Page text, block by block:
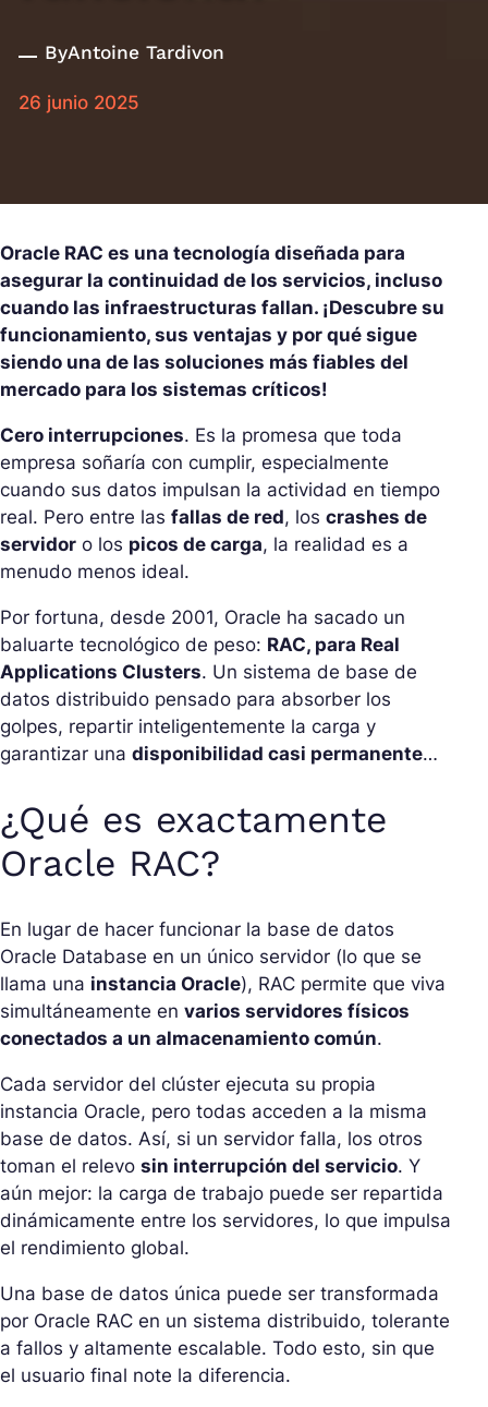
ByAntoine Tardivon
26 junio 2025
Oracle RAC es una tecnología diseñada para
asegurar la continuidad de los servicios, incluso
cuando las infraestructuras fallan. ¡Descubre su
funcionamiento, sus ventajas y por qué sigue
siendo una de las soluciones más fiables del
mercado para los sistemas críticos!
Cero interrupciones. Es la promesa que toda
empresa soñaría con cumplir, especialmente
cuando sus datos impulsan la actividad en tiempo
real. Pero entre las fallas de red, los crashes de
servidor o los picos de carga, la realidad es a
menudo menos ideal.
Por fortuna, desde 2001, Oracle ha sacado un
baluarte tecnológico de peso: RAC, para Real
Applications Clusters. Un sistema de base de
datos distribuido pensado para absorber los
golpes, repartir inteligentemente la carga y
garantizar una disponibilidad casi permanente…
¿Qué es exactamente
Oracle RAC?
En lugar de hacer funcionar la base de datos
Oracle Database en un único servidor (lo que se
llama una instancia Oracle), RAC permite que viva
simultáneamente en varios servidores físicos
conectados a un almacenamiento común.
Cada servidor del clúster ejecuta su propia
instancia Oracle, pero todas acceden a la misma
base de datos. Así, si un servidor falla, los otros
toman el relevo sin interrupción del servicio. Y
aún mejor: la carga de trabajo puede ser repartida
dinámicamente entre los servidores, lo que impulsa
el rendimiento global.
Una base de datos única puede ser transformada
por Oracle RAC en un sistema distribuido, tolerante
a fallos y altamente escalable. Todo esto, sin que
el usuario final note la diferencia.